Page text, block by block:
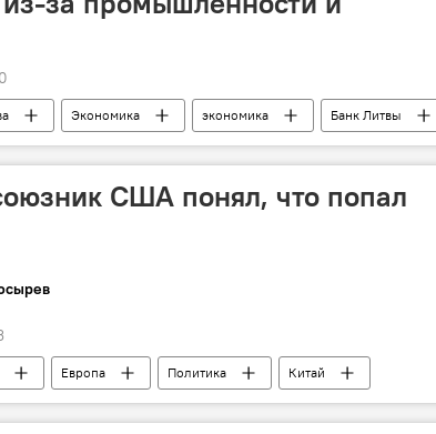
Экономика экономика Банк Литвы
США понял, что попал
Европа Политика Китай